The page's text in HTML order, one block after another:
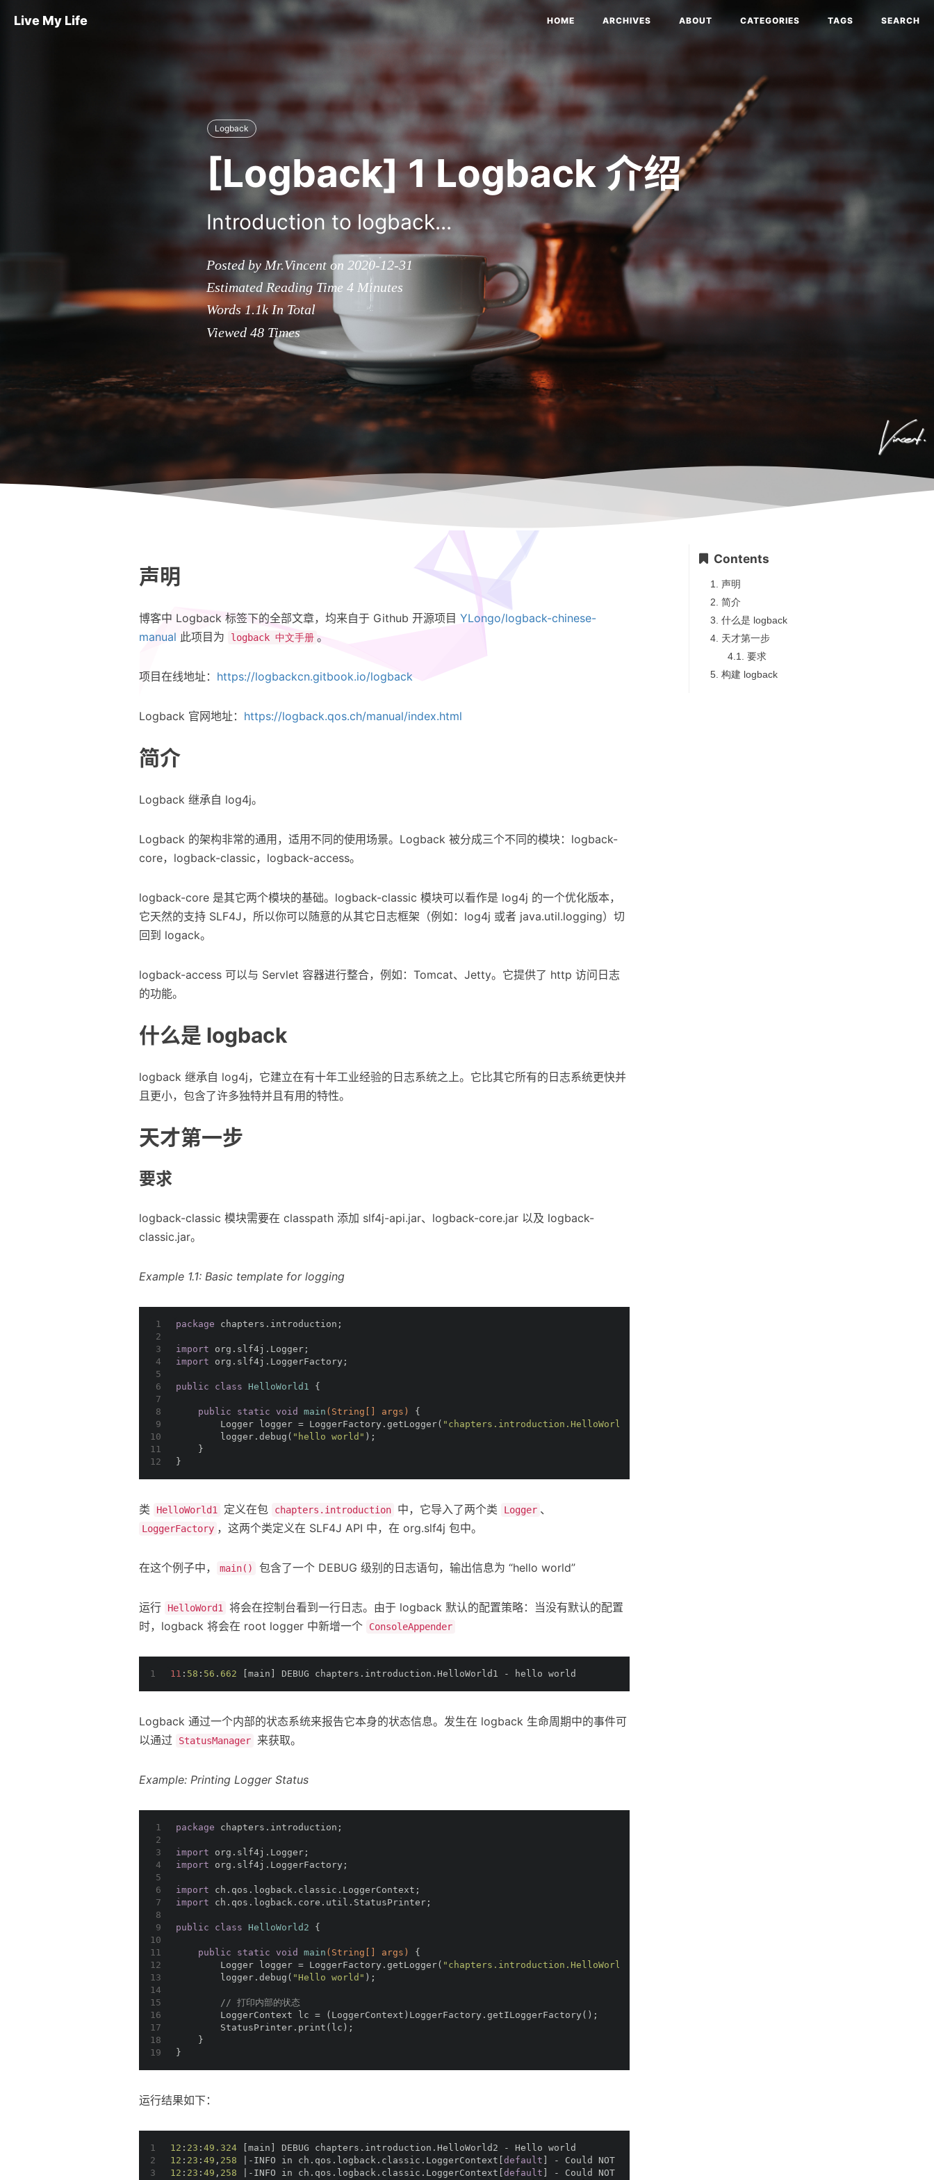
Live My Life HOME ARCHIVES ABOUT CATEGORIES TAGS SEARCH
Logback
[Logback] 1 Logback 介绍
Introduction to logback...
Posted by Mr.Vincent on 2020-12-31
Estimated Reading Time 4 Minutes
Words1.1kIn Total
Viewed 48 Times
声明
博客中 Logback 标签下的全部文章，均来自于 Github 开源项目 YLongo/logback-chinese-
manual 此项目为 logback 中文手册 。
项目在线地址： https://logbackcn.gitbook.io/logback
Logback 官网地址： https://logback.qos.ch/manual/index.html
简介
Logback 继承自 log4j。
Logback 的架构非常的通用，适用不同的使用场景。Logback 被分成三个不同的模块：logback-
core，logback-classic，logback-access。
logback-core 是其它两个模块的基础。logback-classic 模块可以看作是 log4j 的一个优化版本，
它天然的支持 SLF4J，所以你可以随意的从其它日志框架（例如：log4j 或者 java.util.logging）切
回到 logack。
logback-access 可以与 Servlet 容器进行整合，例如：Tomcat、Jetty。它提供了 http 访问日志
的功能。
什么是 logback
logback 继承自 log4j，它建立在有十年工业经验的日志系统之上。它比其它所有的日志系统更快并
且更小，包含了许多独特并且有用的特性。
天才第一步
要求
logback-classic 模块需要在 classpath 添加 slf4j-api.jar、logback-core.jar 以及 logback-
classic.jar。
Example 1.1: Basic template for logging
1
2
3
4
5
6
7
8
9
10
11
12
package chapters.introduction;
import org.slf4j.Logger;
import org.slf4j.LoggerFactory;
public class HelloWorld1 {
public static void main (String[] args)
{
        Logger logger = LoggerFactory.getLogger(
"chapters.introduction.HelloWorld1"
        logger.debug(
"hello world" );
    }
}
类 HelloWorld1 定义在包 chapters.introduction 中，它导入了两个类 Logger 、
LoggerFactory ，这两个类定义在 SLF4J API 中，在 org.slf4j 包中。
在这个例子中， main() 包含了一个 DEBUG 级别的日志语句，输出信息为 “hello world”
运行 HelloWord1
将会在控制台看到一行日志。由于 logback 默认的配置策略：当没有默认的配置
时，logback 将会在 root logger 中新增一个
ConsoleAppender
1 11 : 58 : 56 . 662 [main] DEBUG chapters.introduction.HelloWorld1 - hello world
Logback 通过一个内部的状态系统来报告它本身的状态信息。发生在 logback 生命周期中的事件可
以通过
StatusManager 来获取。
Example: Printing Logger Status
1
2
3
4
5
6
7
8
9
10
11
12
13
14
15
16
17
18
19
package chapters.introduction;
import org.slf4j.Logger;
import org.slf4j.LoggerFactory;
import ch.qos.logback.classic.LoggerContext;
import ch.qos.logback.core.util.StatusPrinter;
public class HelloWorld2 {
public static void main (String[] args)
{
        Logger logger = LoggerFactory.getLogger(
"chapters.introduction.HelloWorld2"
        logger.debug(
"Hello world" );
// 打印内部的状态
        LoggerContext lc = (LoggerContext)LoggerFactory.getILoggerFactory();
        StatusPrinter.print(lc);
    }
}
运行结果如下：
1
2
3
12 : 23 : 49.324 [main] DEBUG chapters.introduction.HelloWorld2 - Hello world
12 : 23 : 49 , 258 |-INFO in ch.qos.logback.classic.LoggerContext[ default ] - Could NOT find resource [logback-test.xml]
12 : 23 : 49 , 258 |-INFO in ch.qos.logback.classic.LoggerContext[ default ] - Could NOT find resource [logback.groovy]
Contents
1.
声明
2. 简介
3. 什么是 logback
4. 天才第一步
4.1.
要求
5. 构建 logback